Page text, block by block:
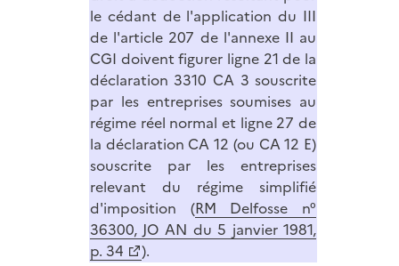
le cédant de l'application du III
de l'article 207 de l'annexe II au
CGI doivent figurer ligne 21 de la
déclaration 3310 CA 3 souscrite
par les entreprises soumises au
régime réel normal et ligne 27 de
la déclaration CA 12 (ou CA 12 E)
souscrite par les entreprises
relevant du régime simplifié
d'imposition (RM Delfosse n°
36300, JO AN du 5 janvier 1981,
p. 34
).